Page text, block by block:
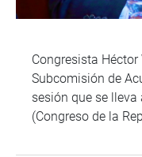
Congresista
Subcomisión de
sesión que se
(Congreso de la